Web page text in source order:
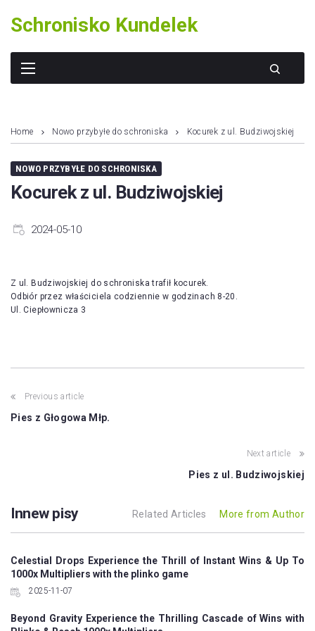
content
Schronisko Kundelek
Home Nowo przybyłe do schroniska Kocurek z ul. Budziwojskiej
NOWO PRZYBYŁE DO SCHRONISKA
Kocurek z ul. Budziwojskiej
2024-05-10
Z ul. Budziwojskiej do schroniska trafił kocurek.
Odbiór przez właściciela codziennie w godzinach 8-20.
Ul. Ciepłownicza 3
Post
navigation
Previous article
Pies z Głogowa Młp.
Next article
Pies z ul. Budziwojskiej
Innew pisy Related Articles More from Author
Celestial Drops Experience the Thrill of Instant Wins & Up To
1000x Multipliers with the plinko game
2025-11-07
Beyond Gravity Experience the Thrilling Cascade of Wins with